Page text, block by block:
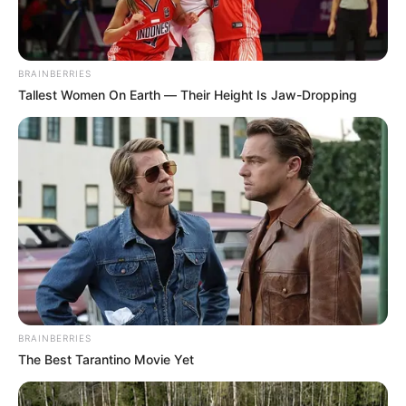
Sánchez Reiteró que este crimen no quedará impune, por
lo que será reforzada la seguridad en la zona, todo para
lograr, cuanto antes, la captura del responsable dehaber
BRAINBERRIES
Tallest Women On Earth — Their Height Is Jaw-Dropping
BRAINBERRIES
The Best Tarantino Movie Yet